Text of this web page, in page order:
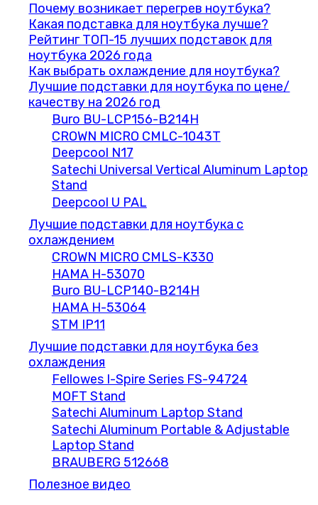
Почему возникает перегрев ноутбука?
Какая подставка для ноутбука лучше?
Рейтинг ТОП-15 лучших подставок для
ноутбука 2026 года
Как выбрать охлаждение для ноутбука?
Лучшие подставки для ноутбука по цене/
качеству на 2026 год
Buro BU-LCP156-B214H
CROWN MICRO CMLC-1043T
Deepcool N17
Satechi Universal Vertical Aluminum Laptop
Stand
Deepcool U PAL
Лучшие подставки для ноутбука с
охлаждением
CROWN MICRO CMLS-K330
HAMA H-53070
Buro BU-LCP140-B214H
HAMA H-53064
STM IP11
Лучшие подставки для ноутбука без
охлаждения
Fellowes I-Spire Series FS-94724
MOFT Stand
Satechi Aluminum Laptop Stand
Satechi Aluminum Portable & Adjustable
Laptop Stand
BRAUBERG 512668
Полезное видео